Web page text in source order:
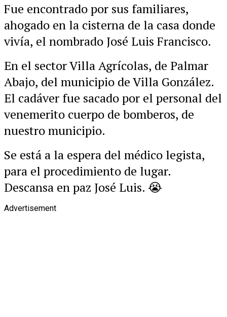
Fue encontrado por sus familiares,
ahogado en la cisterna de la casa donde
vivía, el nombrado José Luis Francisco.
En el sector Villa Agrícolas, de Palmar
Abajo, del municipio de Villa González.
El cadáver fue sacado por el personal del
venemerito cuerpo de bomberos, de
nuestro municipio.
Se está a la espera del médico legista,
para el procedimiento de lugar.
Descansa en paz José Luis. 😭
Advertisement